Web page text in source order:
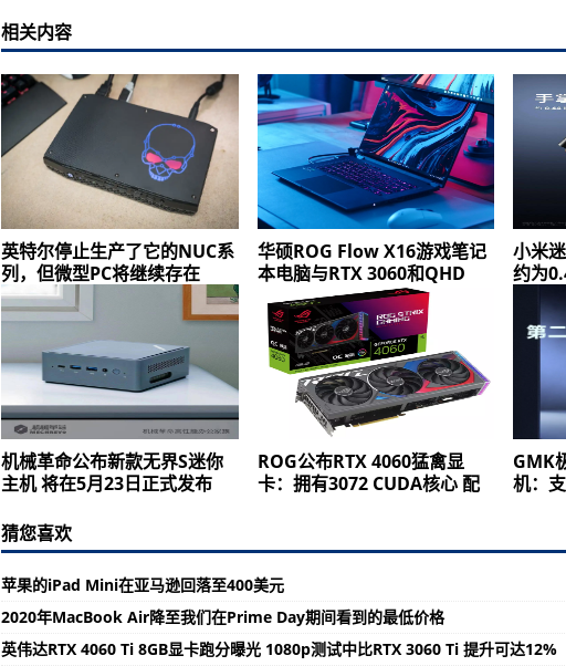
相关内容
英特尔停止生产了它的NUC系
列，但微型PC将继续存在
华硕ROG Flow X16游戏笔记
本电脑与RTX 3060和QHD
小米
约为
机械革命公布新款无界S迷你
主机 将在5月23日正式发布
ROG公布RTX 4060猛禽显
卡：拥有3072 CUDA核心 配
GMK
机：
猜您喜欢
苹果的iPad Mini在亚马逊回落至400美元
2020年MacBook Air降至我们在Prime Day期间看到的最低价格
英伟达RTX 4060 Ti 8GB显卡跑分曝光 1080p测试中比RTX 3060 Ti 提升可达12%